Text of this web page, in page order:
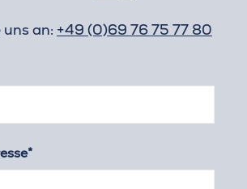
an: +49 (0)69 76 75 77 80